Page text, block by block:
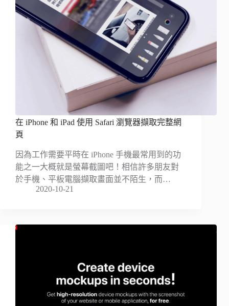
在 iPhone 和 iPad 使用 Safari 瀏覽器擷取完整網
頁
因為工作需要平時在 iPhone 手機最常用到的功
能之一大概就是螢幕截圖吧！相信許多朋友對
於手機、平板電腦擷取畫面並不陌生，而…
2020-10-21